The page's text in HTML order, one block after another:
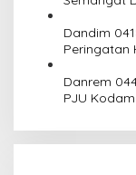
Dandim
Peringatan
Danrem
PJU